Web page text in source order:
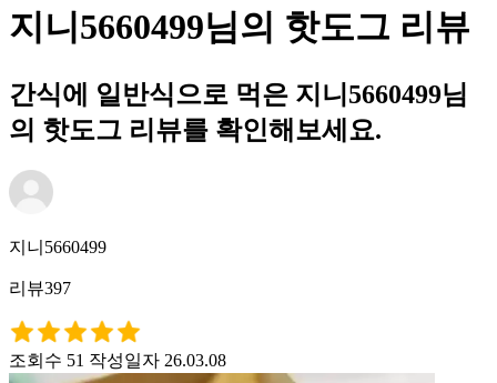
지니5660499님의 핫도그 리뷰
간식에 일반식으로 먹은 지니5660499님
의 핫도그 리뷰를 확인해보세요.
지니5660499
리뷰397
조회수 51 작성일자 26.03.08